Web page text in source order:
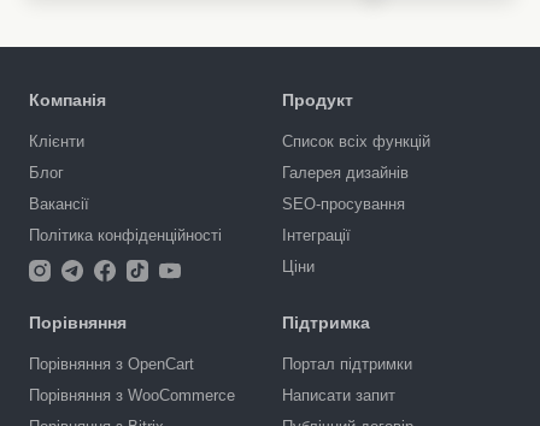
Компанія
Клієнти
Блог
Вакансії
Політика конфіденційності
Продукт
Список всіх функцій
Галерея дизайнів
SEO-просування
Інтеграції
Ціни
Порівняння
Порівняння з OpenCart
Порівняння з WooCommerce
Підтримка
Портал підтримки
Написати запит